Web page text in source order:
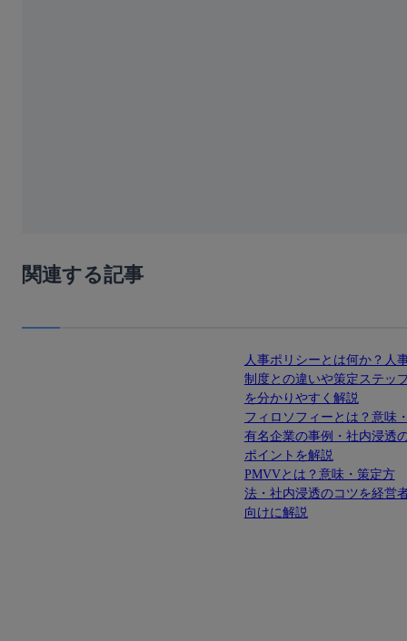
関連する記事
人事ポリシーとは何か？人
制度との違いや策定ステッ
を分かりやすく解説
フィロソフィーとは？意味
有名企業の事例・社内浸透
ポイントを解説
PMVVとは？意味・策定方
法・社内浸透のコツを経営
向けに解説